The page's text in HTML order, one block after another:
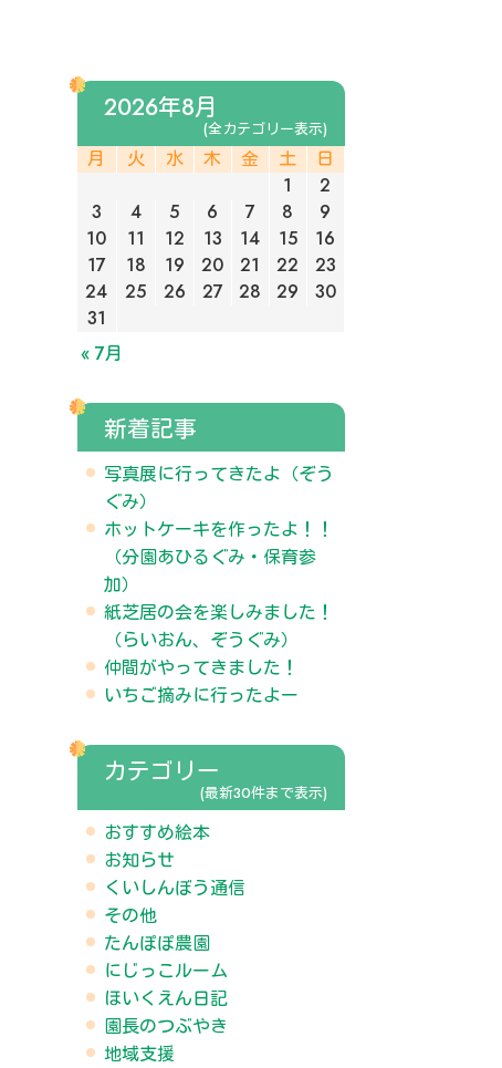
2026年8月
(全カテゴリー表示)
月 火 水 木 金 土 日
« 7月
1
2
3
4 5 6 7 8
9
10
11 12 13 14 15
16
17
18 19 20 21 22
23
24
25 26 27 28 29
30
31
新着記事
写真展に行ってきたよ（ぞう
ぐみ）
ホットケーキを作ったよ！！
（分園あひるぐみ・保育参
加）
紙芝居の会を楽しみました！
（らいおん、ぞうぐみ）
仲間がやってきました！
いちご摘みに行ったよー
カテゴリー
(最新30件まで表示)
おすすめ絵本
お知らせ
くいしんぼう通信
その他
たんぽぽ農園
にじっこルーム
ほいくえん日記
園長のつぶやき
地域支援